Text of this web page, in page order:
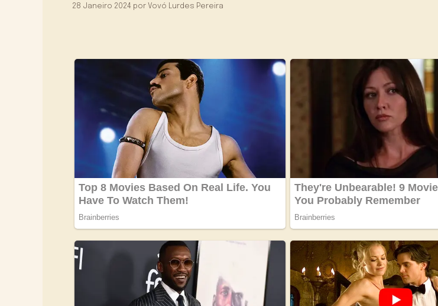
28 Janeiro 2024 por Vovó Lurdes Pereira